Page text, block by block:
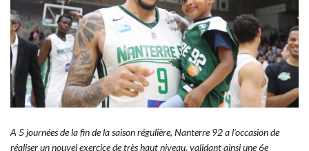
A 5 journées de la fin de la saison régulière, Nanterre 92 a l’occasion de
réaliser un nouvel exercice de très haut niveau, validant ainsi une 6e